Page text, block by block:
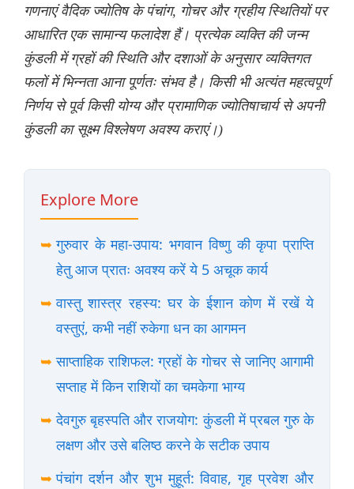
गणनाएं वैदिक ज्योतिष के पंचांग, गोचर और ग्रहीय स्थितियों पर
आधारित एक सामान्य फलादेश हैं। प्रत्येक व्यक्ति की जन्म
कुंडली में ग्रहों की स्थिति और दशाओं के अनुसार व्यक्तिगत
फलों में भिन्नता आना पूर्णतः संभव है। किसी भी अत्यंत महत्वपूर्ण
निर्णय से पूर्व किसी योग्य और प्रामाणिक ज्योतिषाचार्य से अपनी
कुंडली का सूक्ष्म विश्लेषण अवश्य कराएं।)
Explore More
➥ गुरुवार के महा-उपाय: भगवान विष्णु की कृपा प्राप्ति
हेतु आज प्रातः अवश्य करें ये 5 अचूक कार्य
➥ वास्तु शास्त्र रहस्य: घर के ईशान कोण में रखें ये
वस्तुएं, कभी नहीं रुकेगा धन का आगमन
➥ साप्ताहिक राशिफल: ग्रहों के गोचर से जानिए आगामी
सप्ताह में किन राशियों का चमकेगा भाग्य
➥ देवगुरु बृहस्पति और राजयोग: कुंडली में प्रबल गुरु के
लक्षण और उसे बलिष्ठ करने के सटीक उपाय
➥ पंचांग दर्शन और शुभ मुहूर्त: विवाह, गृह प्रवेश और